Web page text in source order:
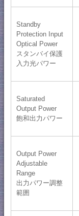
Standby
Protection Input
Optical Power
スタンバイ保護
入力光パワー
Saturated
Output Power
飽和出力パワー
Output Power
Adjustable
Range
出力パワー調整
範囲